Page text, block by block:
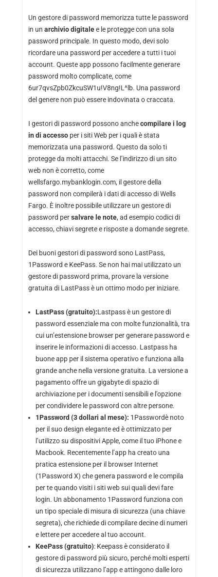
Un gestore di password memorizza tutte le password
in un archivio digitalee le protegge con una sola
password principale. In questo modo, devi solo
ricordare una password per accedere a tutti i tuoi
account. Queste app possono facilmente generare
password molto complicate, come
6ur7qvsZpb0ZkcuSW1u!V8ng!L^lb. Una password
del genere non può essere indovinata o craccata.
I gestori di password possono anchecompilare i log
in di accessoper i siti Web per i quali è stata
memorizzata una password. Questo da solo ti
protegge da molti attacchi. Se l’indirizzo di un sito
web non è corretto, come
wellsfargo.mybanklogin.com, il gestore della
password non compilerà i dati di accesso di Wells
Fargo. È inoltre possibile utilizzare un gestore di
password persalvare le note, ad esempio codici di
accesso, chiavi segrete e risposte a domande segrete.
Dei buoni gestori di password sono LastPass,
1Password e KeePass. Se non hai mai utilizzato un
gestore di password prima, provare la versione
gratuita di LastPass è un ottimo modo per iniziare.
LastPass (gratuito):Lastpassè un gestore di
password essenziale ma con molte funzionalità, tra
cui un’estensione browser per generare password e
inserire le informazioni di accesso. Lastpass ha
buone app per il sistema operativo e funziona alla
grande anche nella versione gratuita. La versione a
pagamento offre un gigabyte di spazio di
archiviazione per i documenti sensibili e l’opzione
per condividere le password con altre persone.
1Password (3 dollari al mese): 1Passwordè noto
per il suo design elegante ed è ottimizzato per
l’utilizzo su dispositivi Apple, come il tuo iPhone e
Macbook. Recentemente l’app ha creato una
pratica estensione per il browser Internet
(1Password X) che genera password e le compila
per te quando visiti i siti web sui quali devi fare
login. Un abbonamento 1Password funziona con
un tipo speciale di misura di sicurezza (una chiave
segreta), che richiede di compilare decine di numeri
e lettere per accedere al tuo account.
KeePass (gratuito): Keepassè considerato il
gestore di password più sicuro, perché molti esperti
di sicurezza utilizzano l’app e attingono dalle loro